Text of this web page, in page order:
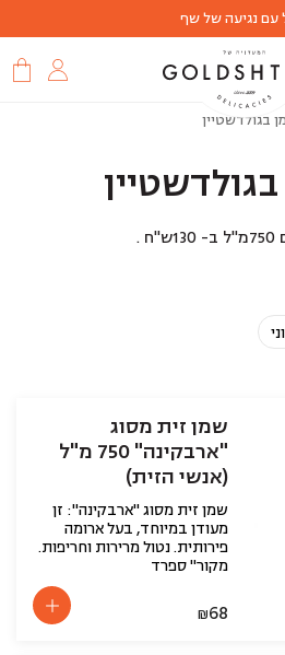
עם נגיעה של שף
בגולדשטיין
שמן זית מסוג
"ארבקינה" 750 מ"ל
(אנשי הזית)
שמן זית מסוג "ארבקינה": זן
מעודן במיוחד, בעל ארומה
פירותית. נטול מרירות וחריפות.
מקור" ספרד
₪68